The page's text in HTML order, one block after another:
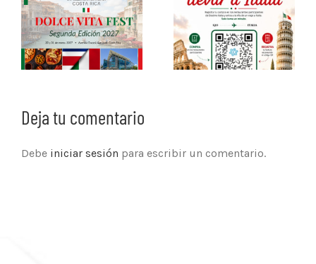
Deja tu comentario
Debe iniciar sesión para escribir un comentario.